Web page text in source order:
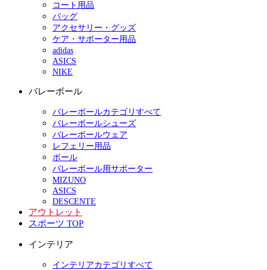
コート用品
バッグ
アクセサリー・グッズ
ケア・サポーター用品
adidas
ASICS
NIKE
バレーボール
バレーボールカテゴリすべて
バレーボールシューズ
バレーボールウェア
レフェリー用品
ボール
バレーボール用サポーター
MIZUNO
ASICS
DESCENTE
アウトレット
スポーツ TOP
インテリア
インテリアカテゴリすべて